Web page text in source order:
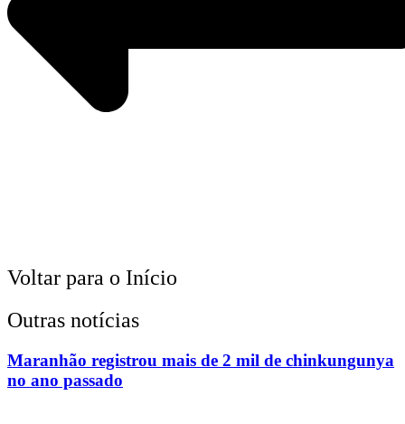
Voltar para o Início
Outras notícias
Maranhão registrou mais de 2 mil de chinkungunya
no ano passado